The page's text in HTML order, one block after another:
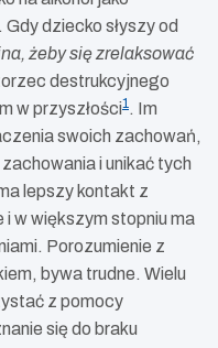
dziecko słyszy od
żeby się zrelaksować
destrukcyjnego
w przyszłości1 . Im
swoich zachowań,
i unikać tych
lepszy kontakt z
w większym stopniu ma
Porozumienie z
bywa trudne. Wielu
z pomocy
się do braku